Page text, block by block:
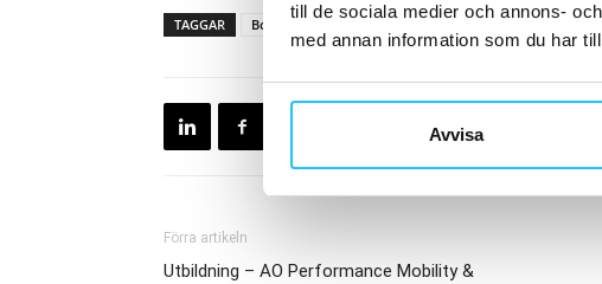
till de sociala medier och annons-
med annan information som du har
Avvisa
TAGGAR Bounce
Förra artikeln
Utbildning – AO Performance Mobility &